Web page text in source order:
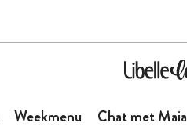
Weekmenu Chat met Maia